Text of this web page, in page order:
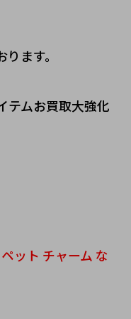
ます。
テムお買取大強化
ット チャーム な